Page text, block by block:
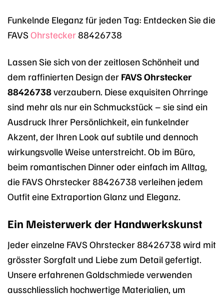
Funkelnde Eleganz für jeden Tag: Entdecken Sie die
FAVS Ohrstecker 88426738
Lassen Sie sich von der zeitlosen Schönheit und
dem raffinierten Design der FAVS Ohrstecker
88426738verzaubern. Diese exquisiten Ohrringe
sind mehr als nur ein Schmuckstück – sie sind ein
Ausdruck Ihrer Persönlichkeit, ein funkelnder
Akzent, der Ihren Look auf subtile und dennoch
wirkungsvolle Weise unterstreicht. Ob im Büro,
beim romantischen Dinner oder einfach im Alltag,
die FAVS Ohrstecker 88426738 verleihen jedem
Outfit eine Extraportion Glanz und Eleganz.
Ein Meisterwerk der Handwerkskunst
Jeder einzelne FAVS Ohrstecker 88426738 wird mit
grösster Sorgfalt und Liebe zum Detail gefertigt.
Unsere erfahrenen Goldschmiede verwenden
ausschliesslich hochwertige Materialien, um